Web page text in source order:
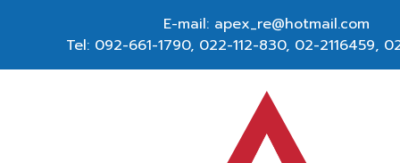
E-mail: apex_re@hotmail.com
Tel: 092-661-1790, 022-112-830, 02-2116459,